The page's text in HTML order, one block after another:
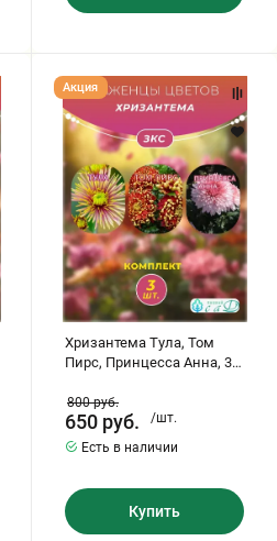
Хризантема
Тула,
Том
Пирс,
Принцесса
Анна,
шт
Хризантема Тула, Том
Пирс, Принцесса Анна, 3
Акция
800руб.
650 руб.
/шт.
Есть в наличии
Купить